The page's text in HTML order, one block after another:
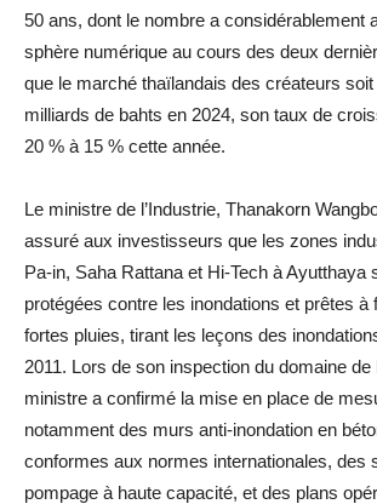
50 ans, dont le nombre a considérablement
sphère numérique au cours des deux
que le marché thaïlandais des créateurs
milliards de bahts en 2024, son taux de
20 % à 15 % cette année.
Le ministre de l’Industrie, Thanakorn
assuré aux investisseurs que les zones
Pa-in, Saha Rattana et Hi-Tech à Ayutthaya
protégées contre les inondations et prêtes à
fortes pluies, tirant les leçons des
2011. Lors de son inspection du domaine de
ministre a confirmé la mise en place de
notamment des murs anti-inondation en
conformes aux normes internationales, des
pompage à haute capacité, et des plans